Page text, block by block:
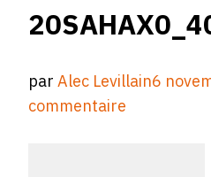
parAlec Levillain6
commentaire